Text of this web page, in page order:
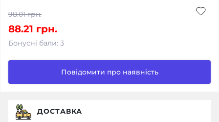
98.01 грн.
88.21 грн.
Бонусні бали: 3
Повідомити про наявність
ДОСТАВКА